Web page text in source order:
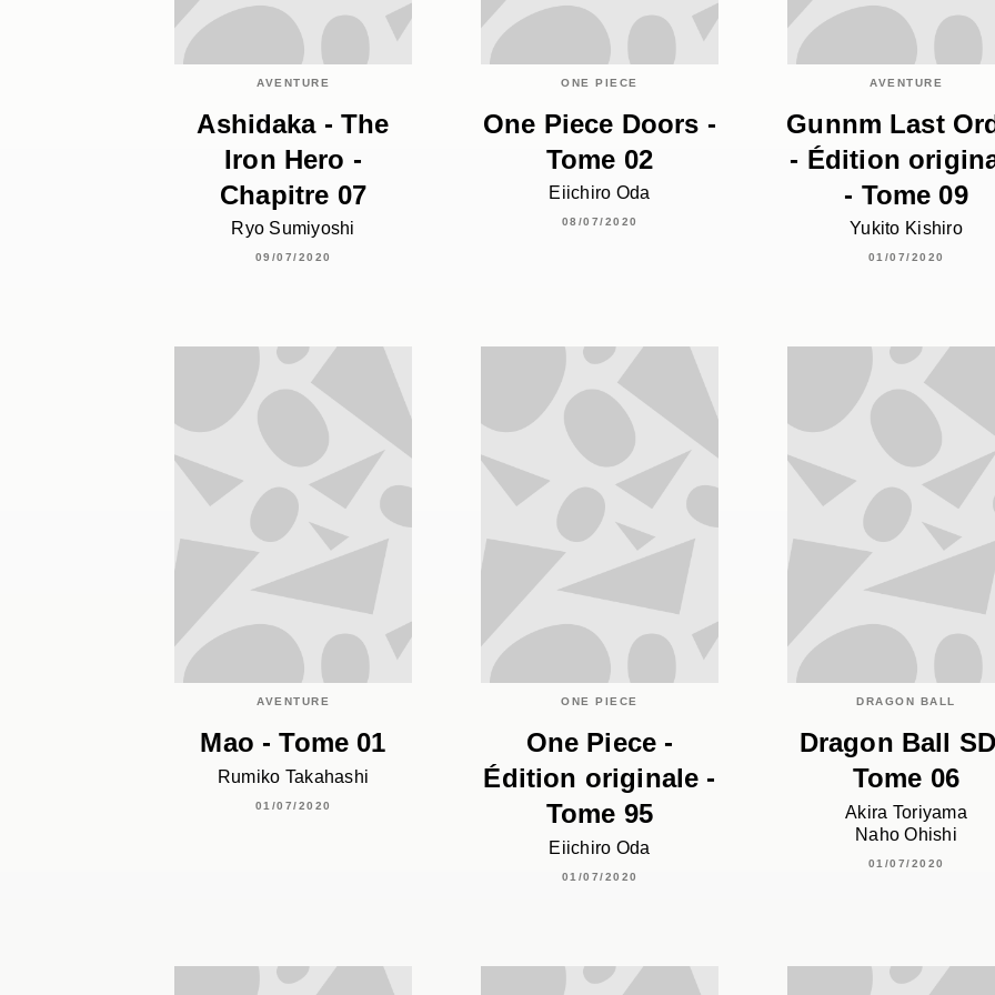
AVENTURE
Ashidaka - The
Iron Hero -
Chapitre 07
Ryo Sumiyoshi
09/07/2020
ONE PIECE
One Piece Doors -
Tome 02
Eiichiro Oda
08/07/2020
AVENTURE
Gunnm Last
- Édition
- Tome 09
Yukito Kishiro
01/07/2020
AVENTURE
Mao - Tome 01
Rumiko Takahashi
01/07/2020
ONE PIECE
One Piece -
Édition originale -
Tome 95
Eiichiro Oda
01/07/2020
DRAGON BALL
Dragon Ball
Tome 06
Akira Toriyama
Naho Ohishi
01/07/2020